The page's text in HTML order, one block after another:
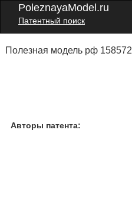
PoleznayaModel.ru
Патентный поиск
Полезная модель рф 158572
Авторы патента: